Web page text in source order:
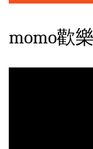
momo歡